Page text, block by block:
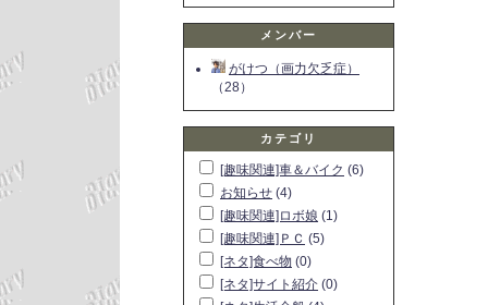
メンバー
がけつ（画力欠乏症）
（28）
カテゴリ
[趣味関連]車＆バイク (6)
お知らせ (4)
[趣味関連]ロボ娘 (1)
[趣味関連]ＰＣ (5)
[ネタ]食べ物 (0)
[ネタ]サイト紹介 (0)